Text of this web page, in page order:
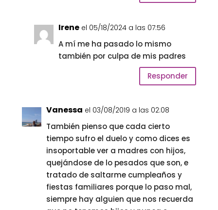
Irene el 05/18/2024 a las 07:56
A mí me ha pasado lo mismo
también por culpa de mis padres
Responder
Vanessa el 03/08/2019 a las 02:08
También pienso que cada cierto
tiempo sufro el duelo y como dices es
insoportable ver a madres con hijos,
quejándose de lo pesados que son, e
tratado de saltarme cumpleaños y
fiestas familiares porque lo paso mal,
siempre hay alguien que nos recuerda